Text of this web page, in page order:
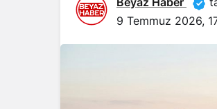
9 Temmuz 2026,